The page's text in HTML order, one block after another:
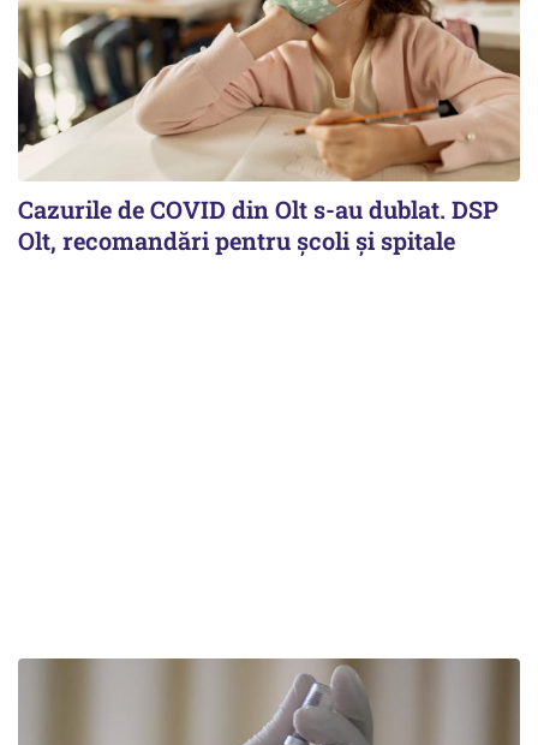
Cazurile de COVID din Olt s-au dublat. DSP
Olt, recomandări pentru școli și spitale